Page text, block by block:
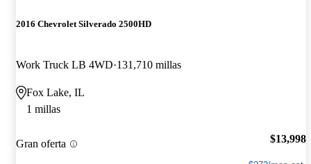
2016 Chevrolet Silverado 2500HD
Work Truck LB 4WD 131,710 millas
Fox Lake, IL
1 millas
Gran oferta $13,998